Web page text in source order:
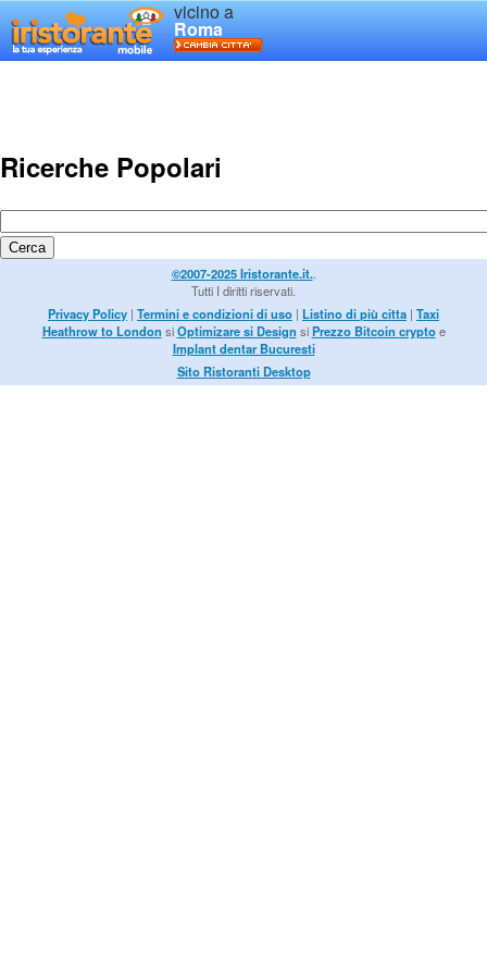
vicino a
Roma
Ricerche Popolari
©2007-2025 Iristorante.it..
Tutti I diritti riservati.
Privacy Policy | Termini e condizioni di uso | Listino di più citta | Taxi
Heathrow to London siOptimizare si Design siPrezzo Bitcoin cryptoe
Implant dentar Bucuresti
Sito Ristoranti Desktop